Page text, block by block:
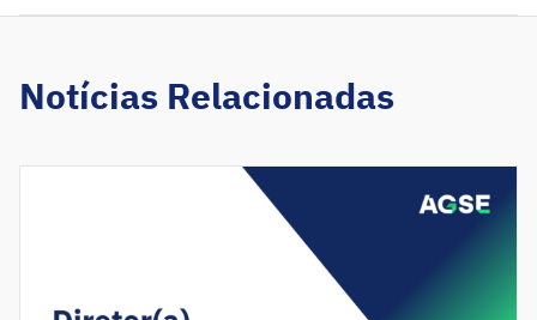
Notícias Relacionadas